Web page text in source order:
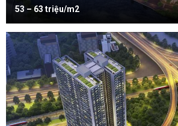
53 – 63 triệu/m2